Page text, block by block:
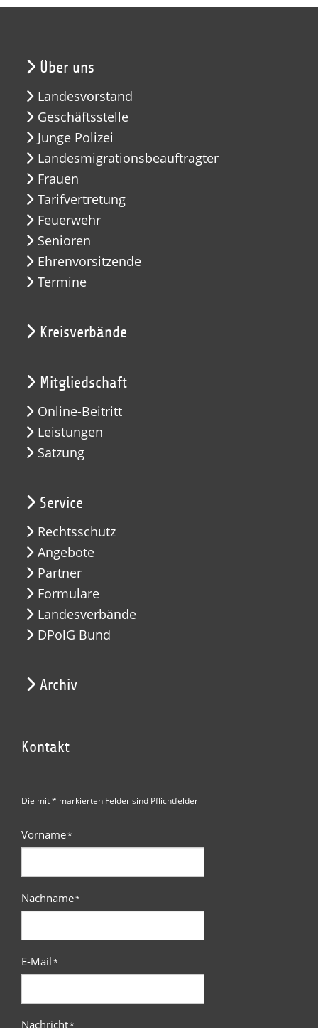
Über uns
Landesvorstand
Geschäftsstelle
Junge Polizei
Landesmigrationsbeauftragter
Frauen
Tarifvertretung
Feuerwehr
Senioren
Ehrenvorsitzende
Termine
Kreisverbände
Mitgliedschaft
Online-Beitritt
Leistungen
Satzung
Service
Rechtsschutz
Angebote
Partner
Formulare
Landesverbände
DPolG Bund
Archiv
Kontakt
Die mit * markierten Felder sind Pflichtfelder
Vorname*
Nachname*
E-Mail*
Nachricht*